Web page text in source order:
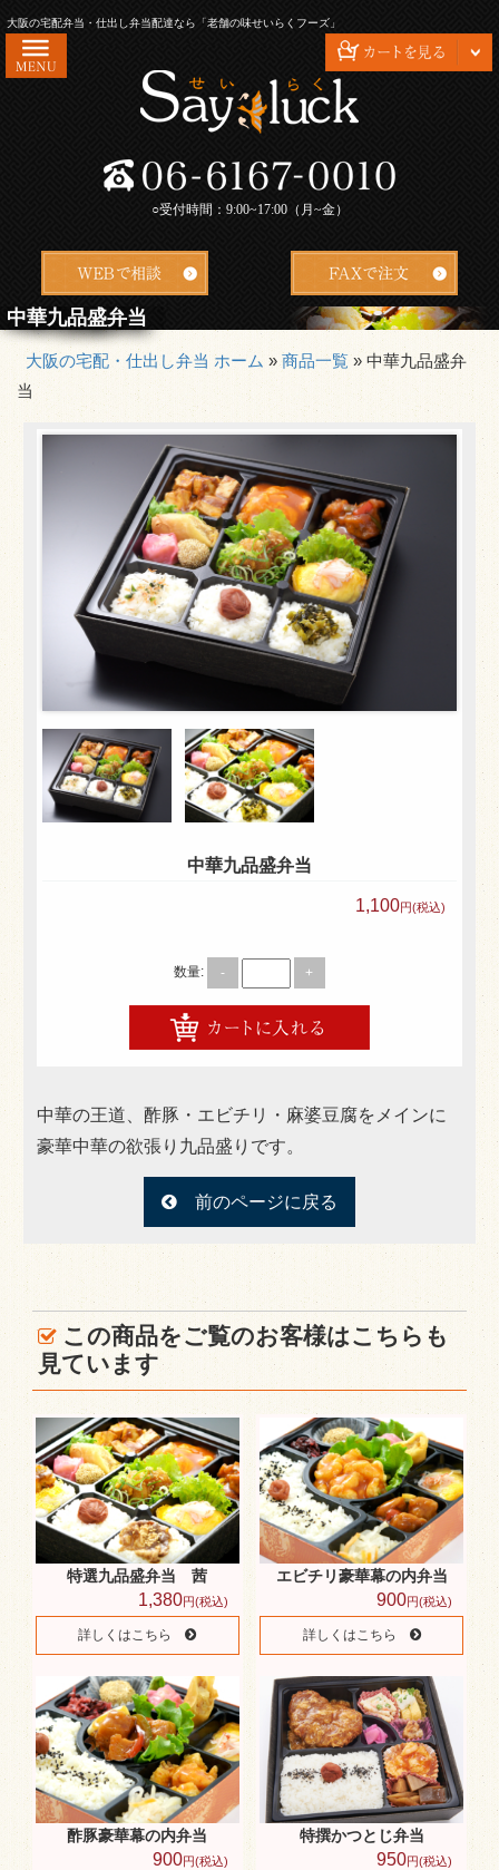
大阪の宅配弁当・仕出し弁当配達なら「老舗の味せいらくフーズ」
○受付時間：9:00~17:00（月~金）
せいらくフーズが選ばれる理由
お問い合わせ
配達エリア・ご注文方法
よくあるご質問
お客様の声
特定商取引法に基づく表記
安心・安全の衛生管理
エスケイ食品株式会社 会社概要
人気ランキング
利用シーンで選ぶ
大規模イベント
会議・研修・セミナー
製薬会社（MR）様
スポーツ・学校行事
1,500円～1,999円
種類で選ぶ
肉メイン
魚メイン
ボリューム満点
あっさりヘルシー
オードブル
格安弁当
どんぶり・セット
おにぎり
蒸す丼・温まるお弁当
お弁当出張販売
新着情報
スタッフブログ
サイトマップ
中華九品盛弁当
大阪の宅配・仕出し弁当 ホーム »商品一覧» 中華九品盛弁
当
中華九品盛弁当
1,100円(税込)
数量: - +
中華の王道、酢豚・エビチリ・麻婆豆腐をメインに
豪華中華の欲張り九品盛りです。
前のページに戻る
この商品をご覧のお客様はこちらも
見ています
特選九品盛弁当 茜
1,380円(税込)
詳しくはこちら
エビチリ豪華幕の内弁当
900円(税込)
詳しくはこちら
酢豚豪華幕の内弁当
900円(税込)
特撰かつとじ弁当
950円(税込)